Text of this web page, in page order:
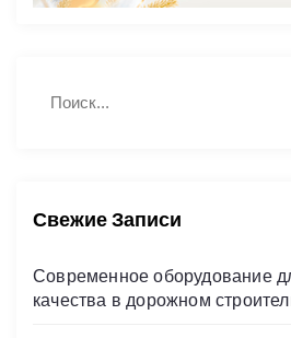
:Свежие Записи
Современное оборудование
качества в дорожном